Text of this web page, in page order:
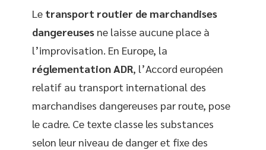
Le transport routier de marchandises
dangereuses ne laisse aucune place à
l’improvisation. En Europe, la
réglementation ADR, l’Accord européen
relatif au transport international des
marchandises dangereuses par route, pose
le cadre. Ce texte classe les substances
selon leur niveau de danger et fixe des